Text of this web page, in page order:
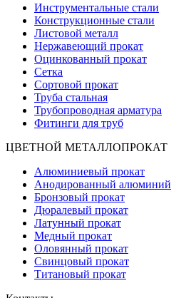
Инструментальные стали
Конструкционные стали
Листовой металл
Нержавеющий прокат
Оцинкованный прокат
Сетка
Сортовой прокат
Труба стальная
Трубопроводная арматура
Фитинги для труб
ЦВЕТНОЙ МЕТАЛЛОПРОКАТ
Алюминиевый прокат
Анодированный алюминий
Бронзовый прокат
Дюралевый прокат
Латунный прокат
Медный прокат
Оловянный прокат
Свинцовый прокат
Титановый прокат